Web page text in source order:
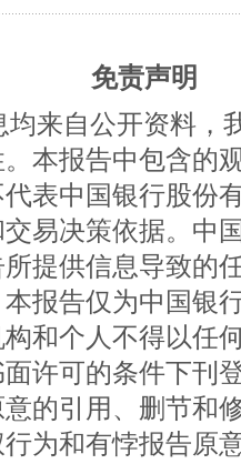
免责声明
来自公开资料，
本报告中包含的
表中国银行股份
易决策依据。中
提供信息导致的
报告仅为中国银
和个人不得以任
许可的条件下刊
的引用、删节和
为和有悖报告原